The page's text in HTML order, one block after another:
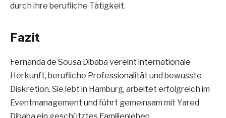
durch ihre berufliche Tätigkeit.
Fazit
Fernanda de Sousa Dibaba vereint internationale
Herkunft, berufliche Professionalität und bewusste
Diskretion. Sie lebt in Hamburg, arbeitet erfolgreich im
Eventmanagement und führt gemeinsam mit Yared